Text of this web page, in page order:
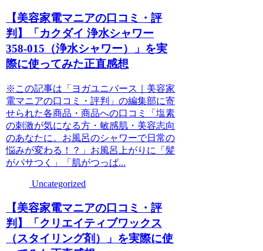
【美容家電マニアの口コミ・評
判】「カクダイ 浄水シャワー
358-015（浄水シャワー）」を実
際に使ってみた正直感想
※この記事は「ヨガユニバース｜美容家
電マニアの口コミ・評判」の編集部に寄
せられた各商品・商品への口コミ「塩素
の刺激が気になる方・敏感肌・美容志向
のあなたに。お風呂のシャワーで日常の
悩みが変わる！？」お風呂上がりに「髪
がパサつく」「肌がつっぱ...
Uncategorized
【美容家電マニアの口コミ・評
判】「クリエイティブワックス
（スタイリング剤）」を実際に使